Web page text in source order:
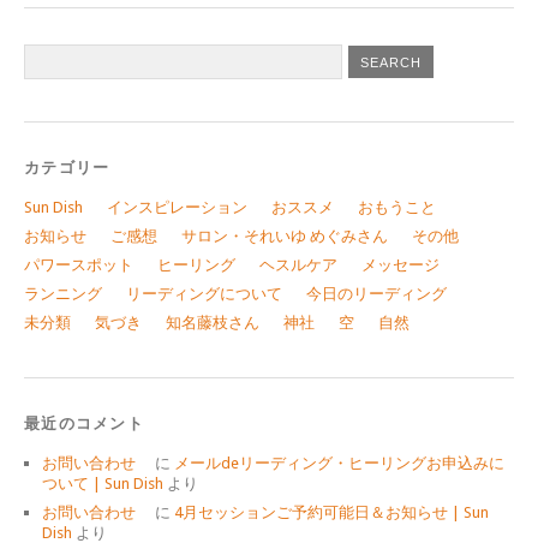
カテゴリー
Sun Dish インスピレーション おススメ
おもうこと
お知らせ
ご感想 サロン・それいゆ めぐみさん
その他
パワースポット
ヒーリング ヘスルケア
メッセージ
ランニング
リーディングについて
今日のリーディング
未分類
気づき 知名藤枝さん 神社 空 自然
最近のコメント
お問い合わせ に メールdeリーディング・ヒーリングお申込みに
ついて | Sun Dish より
お問い合わせ
に 4月セッションご予約可能日＆お知らせ | Sun
Dish より